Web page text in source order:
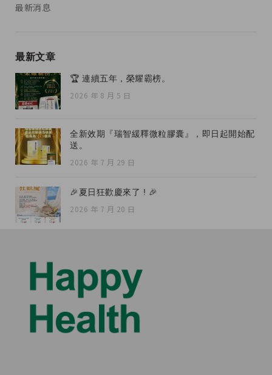
最新消息
最新文章
🏆 連續五年，榮耀霸榜。
2026 年 8 月 5 日
全新效期『瑞智緩釋微粒膠囊』，即日起開始配
送。
2026 年 7 月 29 日
🎉夏日狂歡慶來了 ! 🎉
2026 年 7 月 20 日